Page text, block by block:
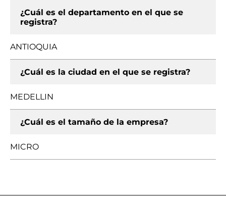
¿Cuál es el departamento en el que se
registra?
ANTIOQUIA
¿Cuál es la ciudad en el que se registra?
MEDELLIN
¿Cuál es el tamaño de la empresa?
MICRO